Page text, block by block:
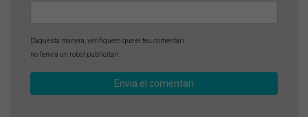
D'aquesta manera, verifiquem que el teu comentari
no l'envia un robot publicitari.